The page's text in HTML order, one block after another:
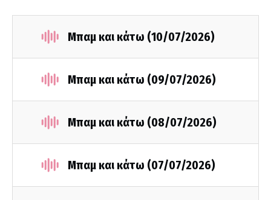
Μπαμ και κάτω (10/07/2026)
Μπαμ και κάτω (09/07/2026)
Μπαμ και κάτω (08/07/2026)
Μπαμ και κάτω (07/07/2026)